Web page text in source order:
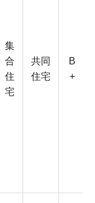
集
合
住
宅
共同
住宅
B
+